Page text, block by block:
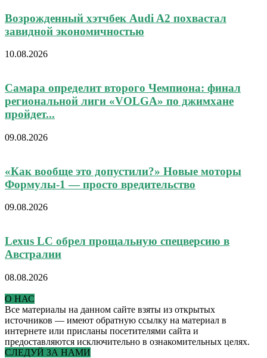
Возрожденный хэтчбек Audi A2 похвастал
завидной экономичностью
10.08.2026
Самара определит второго Чемпиона: финал
региональной лиги «VOLGA» по джимхане
пройдет...
09.08.2026
«Как вообще это допустили?» Новые моторы
Формулы-1 — просто вредительство
09.08.2026
Lexus LC обрел прощальную спецверсию в
Австралии
08.08.2026
О НАС
Все материалы на данном сайте взяты из открытых
источников — имеют обратную ссылку на материал в
интернете или присланы посетителями сайта и
предоставляются исключительно в ознакомительных целях.
СЛЕДУЙ ЗА НАМИ